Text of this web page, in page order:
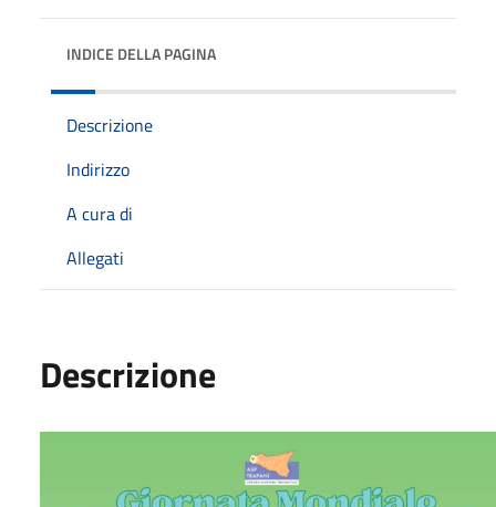
INDICE DELLA PAGINA
Descrizione
Indirizzo
A cura di
Allegati
Descrizione